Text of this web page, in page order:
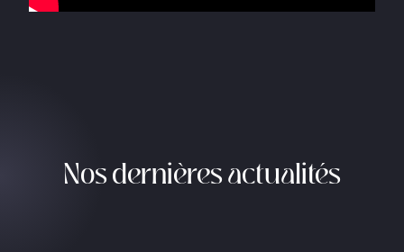
Nos dernières actualités